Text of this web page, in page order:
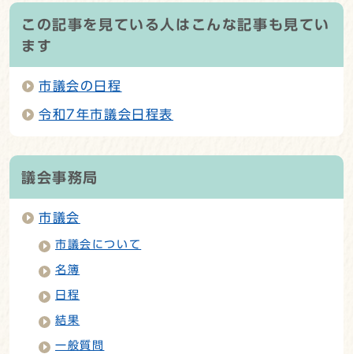
この記事を見ている人はこんな記事も見てい
ます
市議会の日程
令和7年市議会日程表
議会事務局
市議会
市議会について
名簿
日程
結果
一般質問